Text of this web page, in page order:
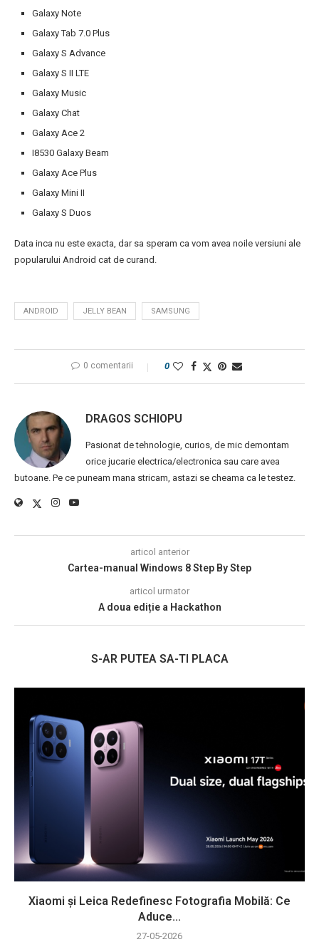
Galaxy Note
Galaxy Tab 7.0 Plus
Galaxy S Advance
Galaxy S II LTE
Galaxy Music
Galaxy Chat
Galaxy Ace 2
I8530 Galaxy Beam
Galaxy Ace Plus
Galaxy Mini II
Galaxy S Duos
Data inca nu este exacta, dar sa speram ca vom avea noile versiuni ale
popularului Android cat de curand.
ANDROID JELLY BEAN SAMSUNG
0 comentarii 0
DRAGOS SCHIOPU
Pasionat de tehnologie, curios, de mic demontam
orice jucarie electrica/electronica sau care avea
butoane. Pe ce puneam mana stricam, astazi se cheama ca le testez.
articol anterior
Cartea-manual Windows 8 Step By Step
articol urmator
A doua ediție a Hackathon
S-AR PUTEA SA-TI PLACA
Xiaomi și Leica Redefinesc Fotografia Mobilă: Ce
Aduce...
27-05-2026